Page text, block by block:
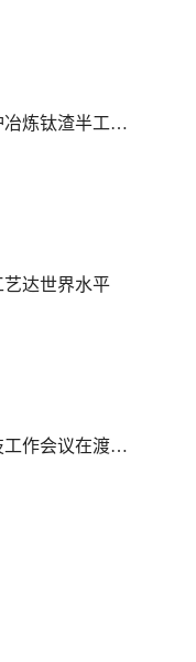
攀枝花钛精矿预还原—密闭电炉冶炼钛渣半工业试验通过鉴定
达世界水平
第七次攀枝花资源综合利用科技工作会议在渡口召开